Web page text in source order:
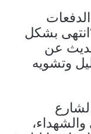
بشكل
عن
وتشويه